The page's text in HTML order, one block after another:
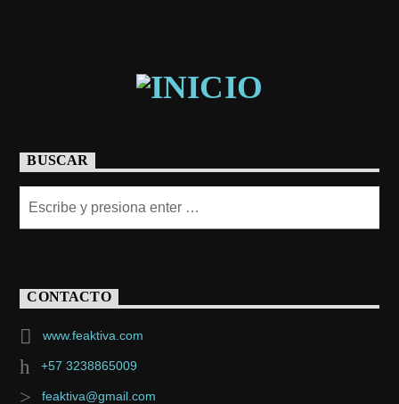
BUSCAR
CONTACTO
www.feaktiva.com
+57 3238865009
feaktiva@gmail.com